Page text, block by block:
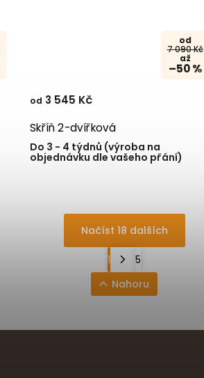
od
7 090 Kč
až
–50 %
Skříň 2-dvířková
Do 3 - 4 týdnů (výroba na
objednávku dle vašeho přání)
od 3 545 Kč
Načíst 18 dalších
1
5
Nahoru